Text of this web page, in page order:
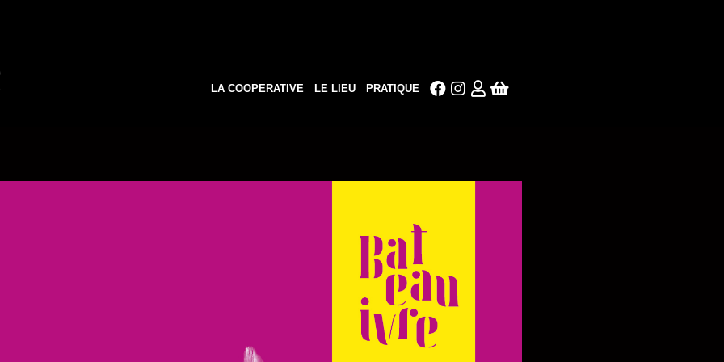
LA COOPERATIVE LE LIEU PRATIQUE